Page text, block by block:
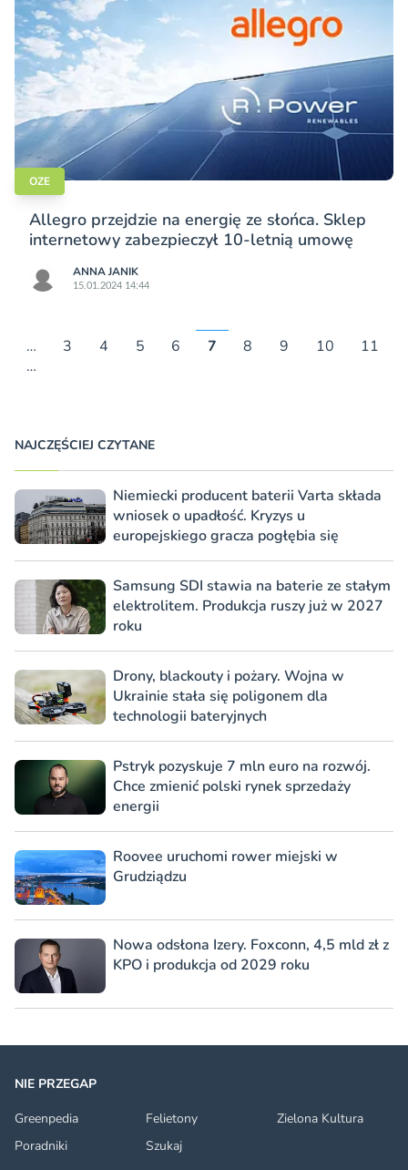
OZE
Allegro przejdzie na energię ze słońca. Sklep
internetowy zabezpieczył 10-letnią umowę
ANNA JANIK
15.01.2024 14:44
… 3 4 5 6 7 8 9 10
11
…
NAJCZĘŚCIEJ CZYTANE
Niemiecki producent baterii Varta składa
wniosek o upadłość. Kryzys u
europejskiego gracza pogłębia się
Samsung SDI stawia na baterie ze stałym
elektrolitem. Produkcja ruszy już w 2027
roku
Drony, blackouty i pożary. Wojna w
Ukrainie stała się poligonem dla
technologii bateryjnych
Pstryk pozyskuje 7 mln euro na rozwój.
Chce zmienić polski rynek sprzedaży
energii
Roovee uruchomi rower miejski w
Grudziądzu
Nowa odsłona Izery. Foxconn, 4,5 mld zł z
KPO i produkcja od 2029 roku
NIE PRZEGAP
Greenpedia
Felietony
Zielona Kultura
Poradniki
Szukaj